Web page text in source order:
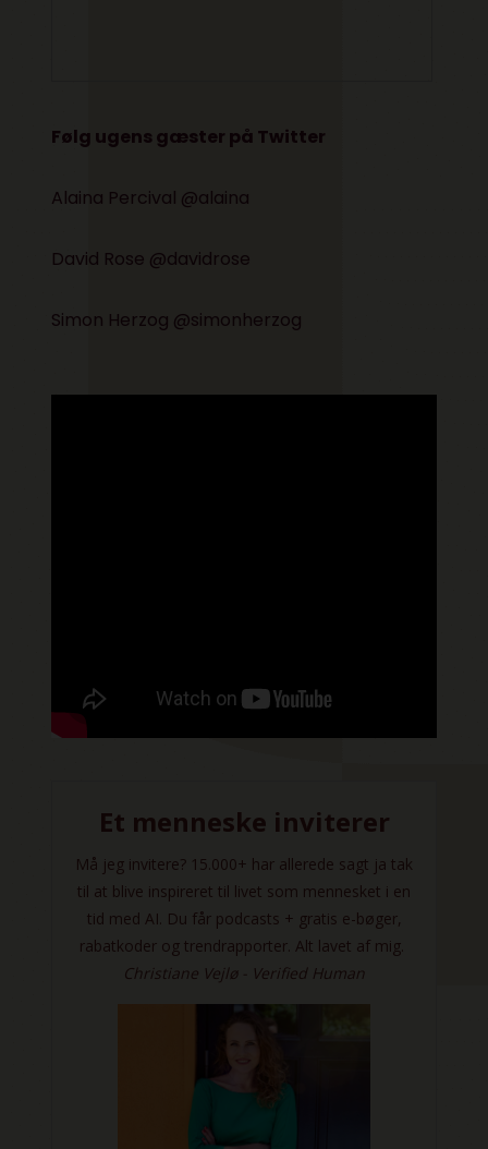
Følg ugens gæster på Twitter
Alaina Percival @alaina
David Rose @davidrose
Simon Herzog @simonherzog